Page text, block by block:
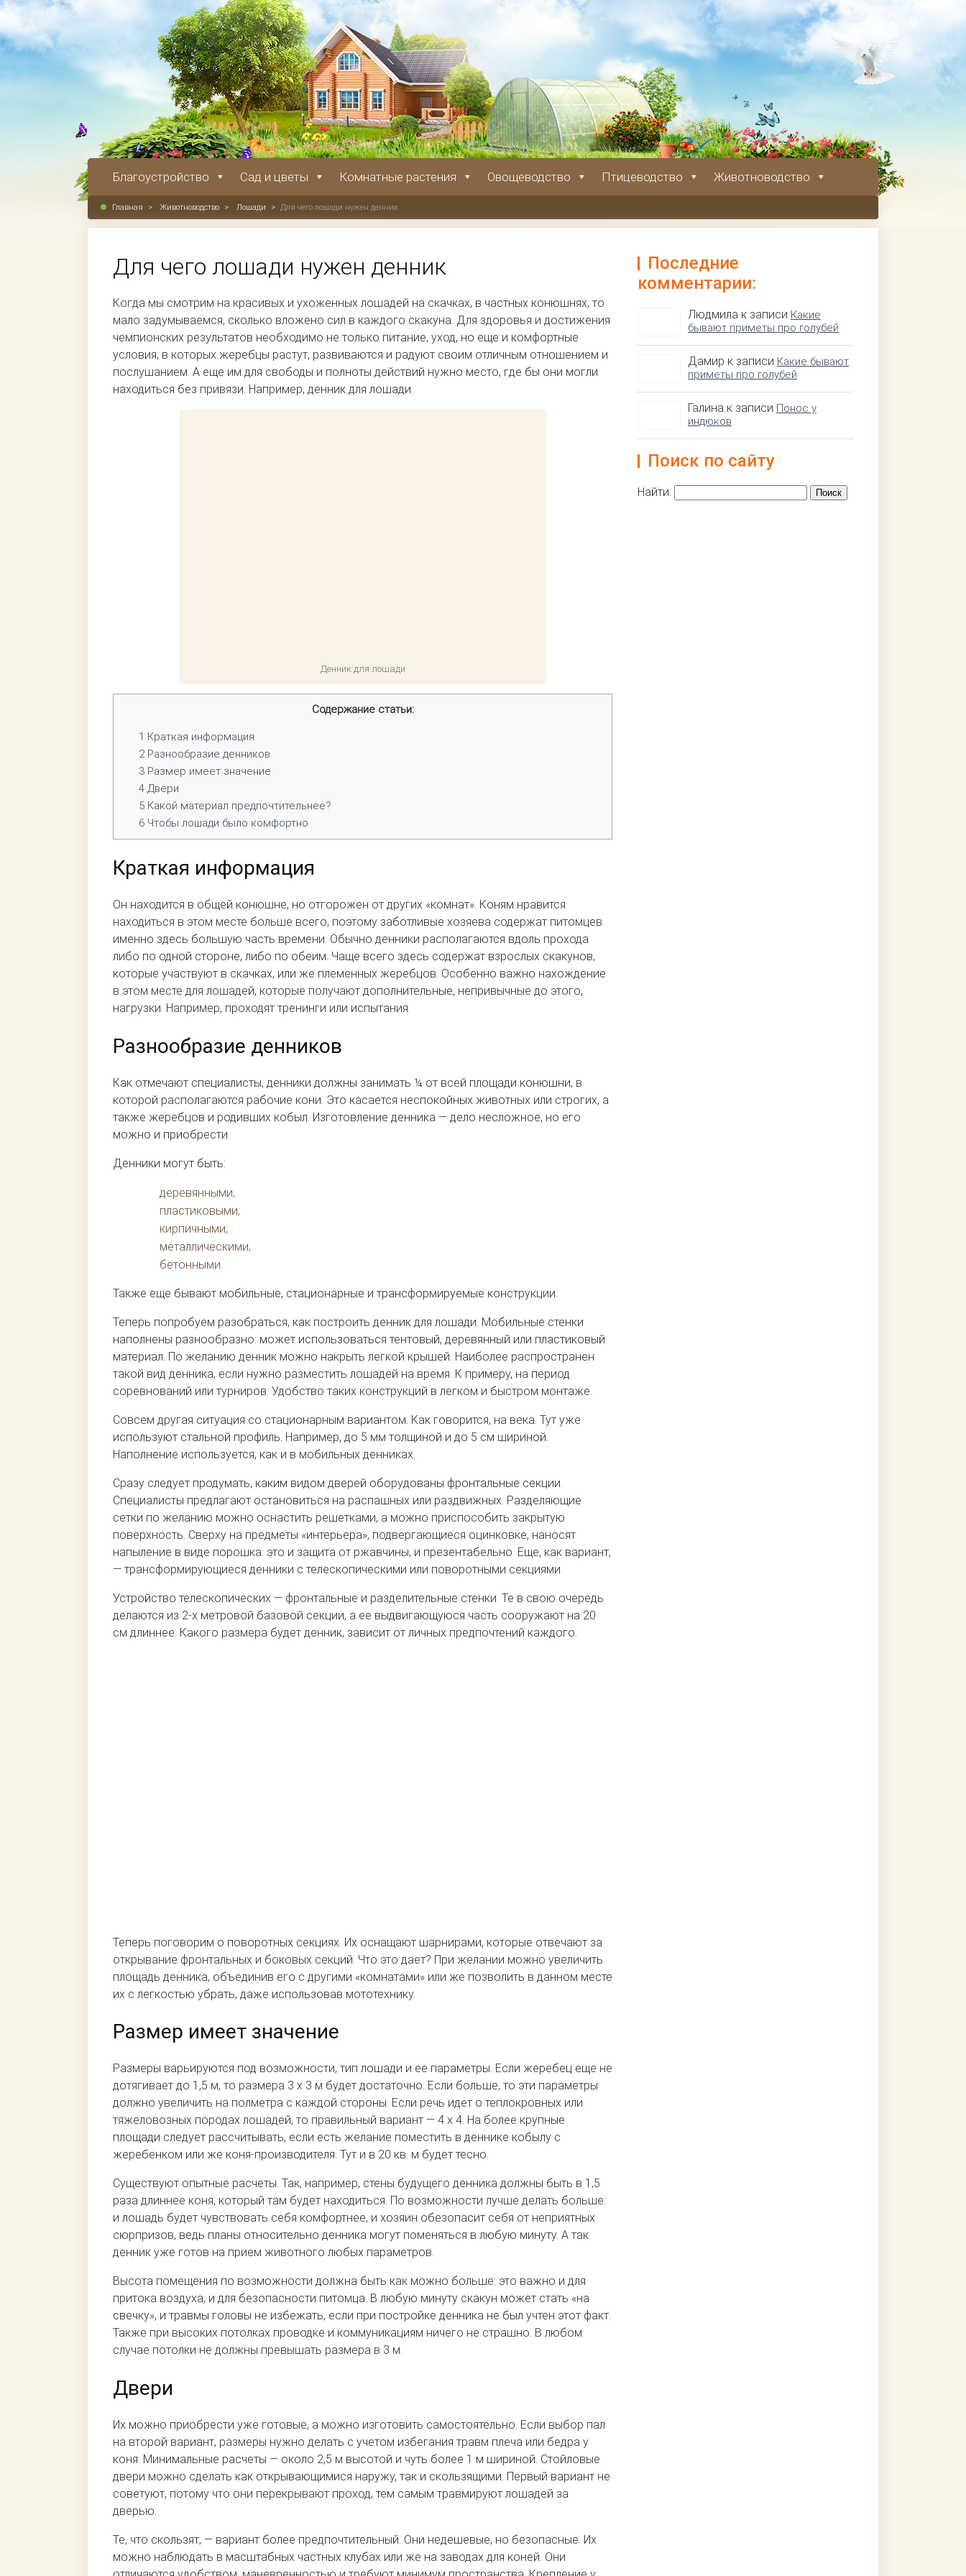
Благоустройство Сад и цветы Комнатные растения Овощеводство Птицеводство Животноводство
Главная > Животноводство > Лошади > Для чего лошади нужен денник
Для чего лошади нужен денник
Когда мы смотрим на красивых и ухоженных лошадей на скачках, в частных конюшнях, то
мало задумываемся, сколько вложено сил в каждого скакуна. Для здоровья и достижения
чемпионских результатов необходимо не только питание, уход, но еще и комфортные
условия, в которых жеребцы растут, развиваются и радуют своим отличным отношением и
послушанием. А еще им для свободы и полноты действий нужно место, где бы они могли
находиться без привязи. Например, денник для лошади.
Денник для лошади
Содержание статьи:
1 Краткая информация
2Разнообразие денников
3 Размер имеет значение
4 Двери
5 Какой материал предпочтительнее?
6 Чтобы лошади было комфортно
Краткая информация
Он находится в общей конюшне, но отгорожен от других «комнат». Коням нравится
находиться в этом месте больше всего, поэтому заботливые хозяева содержат питомцев
именно здесь большую часть времени. Обычно денники располагаются вдоль прохода
либо по одной стороне, либо по обеим. Чаще всего здесь содержат взрослых скакунов,
которые участвуют в скачках, или же племенных жеребцов. Особенно важно нахождение
в этом месте для лошадей, которые получают дополнительные, непривычные до этого,
нагрузки. Например, проходят тренинги или испытания.
Разнообразие денников
Как отмечают специалисты, денники должны занимать ¼ от всей площади конюшни, в
которой располагаются рабочие кони. Это касается неспокойных животных или строгих, а
также жеребцов и родивших кобыл. Изготовление денника — дело несложное, но его
можно и приобрести.
Денники могут быть:
деревянными;
пластиковыми;
кирпичными;
металлическими;
бетонными.
Также еще бывают мобильные, стационарные и трансформируемые конструкции.
Теперь попробуем разобраться, как построить денник для лошади. Мобильные стенки
наполнены разнообразно: может использоваться тентовый, деревянный или пластиковый
материал. По желанию денник можно накрыть легкой крышей. Наиболее распространен
такой вид денника, если нужно разместить лошадей на время. К примеру, на период
соревнований или турниров. Удобство таких конструкций в легком и быстром монтаже.
Совсем другая ситуация со стационарным вариантом. Как говорится, на века. Тут уже
используют стальной профиль. Например, до 5 мм толщиной и до 5 см шириной.
Наполнение используется, как и в мобильных денниках.
Сразу следует продумать, каким видом дверей оборудованы фронтальные секции.
Специалисты предлагают остановиться на распашных или раздвижных. Разделяющие
сетки по желанию можно оснастить решетками, а можно приспособить закрытую
поверхность. Сверху на предметы «интерьера», подвергающиеся оцинковке, наносят
напыление в виде порошка: это и защита от ржавчины, и презентабельно. Еще, как вариант,
— трансформирующиеся денники с телескопическими или поворотными секциями.
Устройство телескопических — фронтальные и разделительные стенки. Те в свою очередь
делаются из 2-х метровой базовой секции, а ее выдвигающуюся часть сооружают на 20
см длиннее. Какого размера будет денник, зависит от личных предпочтений каждого.
Теперь поговорим о поворотных секциях. Их оснащают шарнирами, которые отвечают за
открывание фронтальных и боковых секций. Что это дает? При желании можно увеличить
площадь денника, объединив его с другими «комнатами» или же позволить в данном месте
их с легкостью убрать, даже использовав мототехнику.
Размер имеет значение
Размеры варьируются под возможности, тип лошади и ее параметры. Если жеребец еще не
дотягивает до 1,5 м, то размера 3 х 3 м будет достаточно. Если больше, то эти параметры
должно увеличить на полметра с каждой стороны. Если речь идет о теплокровных или
тяжеловозных породах лошадей, то правильный вариант — 4 х 4. На более крупные
площади следует рассчитывать, если есть желание поместить в деннике кобылу с
жеребенком или же коня-производителя. Тут и в 20 кв. м будет тесно.
Существуют опытные расчеты. Так, например, стены будущего денника должны быть в 1,5
раза длиннее коня, который там будет находиться. По возможности лучше делать больше:
и лошадь будет чувствовать себя комфортнее, и хозяин обезопасит себя от неприятных
сюрпризов, ведь планы относительно денника могут поменяться в любую минуту. А так
денник уже готов на прием животного любых параметров.
Высота помещения по возможности должна быть как можно больше: это важно и для
притока воздуха, и для безопасности питомца. В любую минуту скакун может стать «на
свечку», и травмы головы не избежать, если при постройке денника не был учтен этот факт.
Также при высоких потолках проводке и коммуникациям ничего не страшно. В любом
случае потолки не должны превышать размера в 3 м.
Двери
Их можно приобрести уже готовые, а можно изготовить самостоятельно. Если выбор пал
на второй вариант, размеры нужно делать с учетом избегания травм плеча или бедра у
коня. Минимальные расчеты — около 2,5 м высотой и чуть более 1 м шириной. Стойловые
двери можно сделать как открывающимися наружу, так и скользящими. Первый вариант не
советуют, потому что они перекрывают проход, тем самым травмируют лошадей за
дверью.
Те, что скользят, — вариант более предпочтительный. Они недешевые, но безопасные. Их
можно наблюдать в масштабных частных клубах или же на заводах для коней. Они
Последние
комментарии:
Людмила к записи Какие
бывают приметы про голубей
Дамир к записи Какие бывают
приметы про голубей
Галина к записи Понос у
индюков
Поиск по сайту
Найти: